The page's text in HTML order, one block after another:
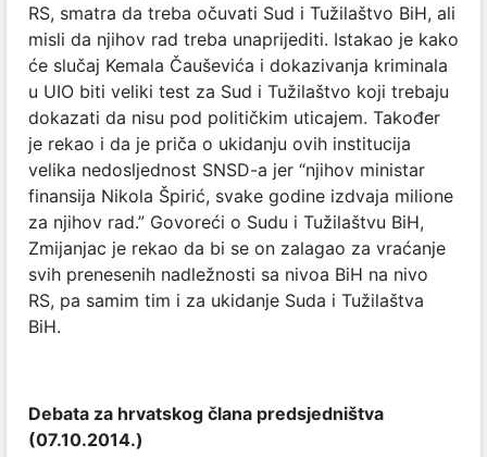
RS, smatra da treba očuvati Sud i Tužilaštvo BiH, ali
misli da njihov rad treba unaprijediti. Istakao je kako
će slučaj Kemala Čauševića i dokazivanja kriminala
u UIO biti veliki test za Sud i Tužilaštvo koji trebaju
dokazati da nisu pod političkim uticajem. Također
je rekao i da je priča o ukidanju ovih institucija
velika nedosljednost SNSD-a jer “njihov ministar
finansija Nikola Špirić, svake godine izdvaja milione
za njihov rad.” Govoreći o Sudu i Tužilaštvu BiH,
Zmijanjac je rekao da bi se on zalagao za vraćanje
svih prenesenih nadležnosti sa nivoa BiH na nivo
RS, pa samim tim i za ukidanje Suda i Tužilaštva
BiH.
Debata za hrvatskog člana predsjedništva
(07.10.2014.)